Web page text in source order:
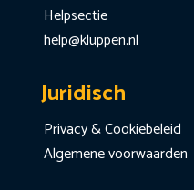
Helpsectie
help@kluppen.nl
Juridisch
Privacy & Cookiebeleid
Algemene voorwaarden